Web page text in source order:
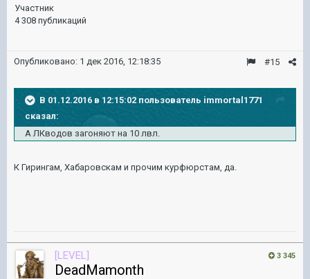
Участник
4 308 публикаций
#15
Опубликовано: 1 дек 2016, 12:18:35
В 01.12.2016 в 12:15:02 пользователь immortal1771
сказал:
А ЛКводов загоняют на 10 лвл.
К Гирингам, Хабаровскам и прочим курфюрстам, да.
3 345
[LEVEL]
DeadMamonth